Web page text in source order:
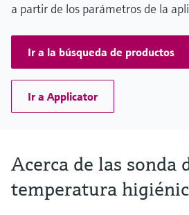
a partir de los parámetros de la
Ir a la búsqueda de productos
Ir a Applicator
Acerca de las sonda
temperatura